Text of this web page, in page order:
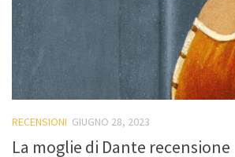
RECENSIONI GIUGNO 28, 2023
La moglie di Dante recensione